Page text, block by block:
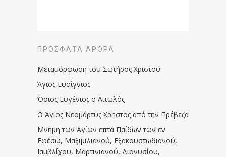
ΠΡΌΣΦΑΤΑ ΆΡΘΡΑ
Μεταμόρφωση του Σωτήρος Χριστού
Άγιος Ευσίγνιος
Όσιος Ευγένιος ο Αιτωλός
Ο Άγιος Νεομάρτυς Χρήστος από την Πρέβεζα
Μνήμη των Aγίων επτά Παίδων των εν
Eφέσω, Mαξιμιλιανού, Eξακουστωδιανού,
Iαμβλίχου, Mαρτινιανού, Διονυσίου,